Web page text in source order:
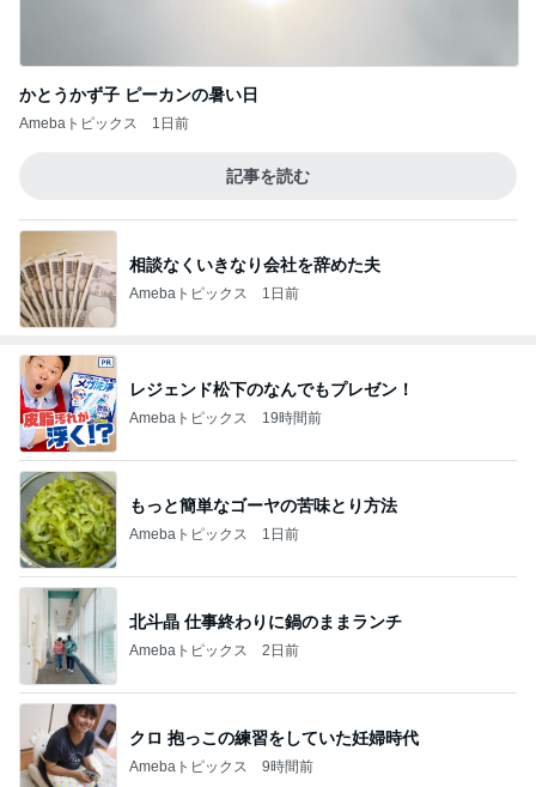
かとうかず子 ピーカンの暑い日
Amebaトピックス 1日前
記事を読む
相談なくいきなり会社を辞めた夫
Amebaトピックス 1日前
レジェンド松下のなんでもプレゼン！
Amebaトピックス 19時間前
もっと簡単なゴーヤの苦味とり方法
Amebaトピックス 1日前
北斗晶 仕事終わりに鍋のままランチ
Amebaトピックス 2日前
クロ 抱っこの練習をしていた妊婦時代
Amebaトピックス 9時間前